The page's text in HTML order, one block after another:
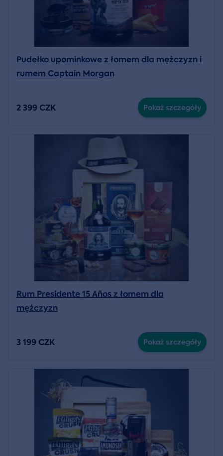
Pudełko upominkowe z łomem dla mężczyzn i
rumem Captain Morgan
2 399 CZK Pokaż szczegóły
Rum Presidente 15 Años z łomem dla
mężczyzn
3 199 CZK Pokaż szczegóły